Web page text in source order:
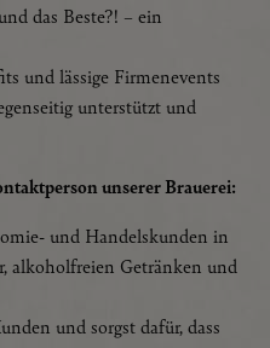
das Beste?! – ein
und lässige Firmenevents
unterstützt und
unserer Brauerei:
und Handelskunden in
alkoholfreien Getränken und
und sorgst dafür, dass